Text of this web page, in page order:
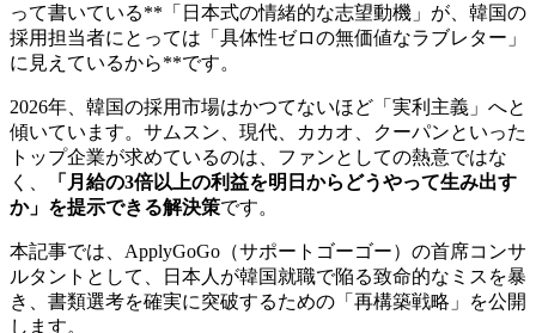
って書いている**「日本式の情緒的な志望動機」が、韓国の
採用担当者にとっては「具体性ゼロの無価値なラブレター」
に見えているから**です。
2026年、韓国の採用市場はかつてないほど「実利主義」へと
傾いています。サムスン、現代、カカオ、クーパンといった
トップ企業が求めているのは、ファンとしての熱意ではな
く、
「月給の3倍以上の利益を明日からどうやって生み出す
か」を提示できる解決策です。
本記事では、ApplyGoGo（サポートゴーゴー）の首席コンサ
ルタントとして、日本人が韓国就職で陥る致命的なミスを暴
き、書類選考を確実に突破するための「再構築戦略」を公開
します。